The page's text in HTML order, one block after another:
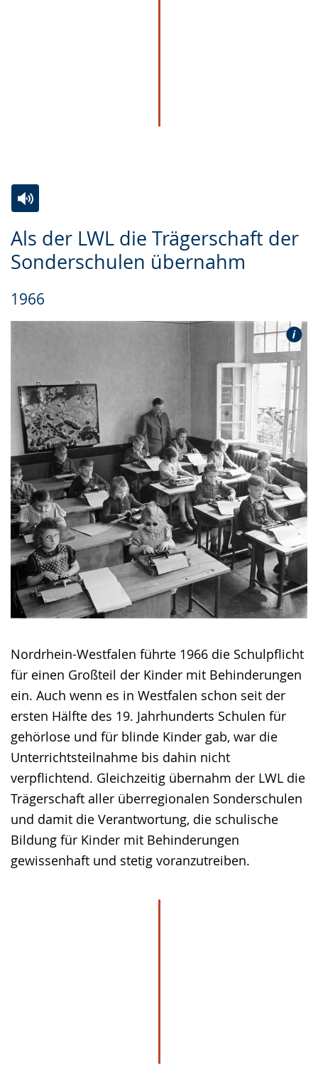
Als der LWL die Trägerschaft der
Sonderschulen übernahm
1966
Nordrhein-Westfalen führte 1966 die Schulpflicht
für einen Großteil der Kinder mit Behinderungen
ein. Auch wenn es in Westfalen schon seit der
ersten Hälfte des 19. Jahrhunderts Schulen für
gehörlose und für blinde Kinder gab, war die
Unterrichtsteilnahme bis dahin nicht
verpflichtend. Gleichzeitig übernahm der LWL die
Trägerschaft aller überregionalen Sonderschulen
und damit die Verantwortung, die schulische
Bildung für Kinder mit Behinderungen
gewissenhaft und stetig voranzutreiben.
Leichten
Sprache
Audio-
Unterstützung.
Video
in
Gebärdensprache
wird